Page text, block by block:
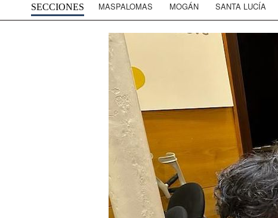
SECCIONES MASPALOMAS MOGÁN SANTA LUCÍA